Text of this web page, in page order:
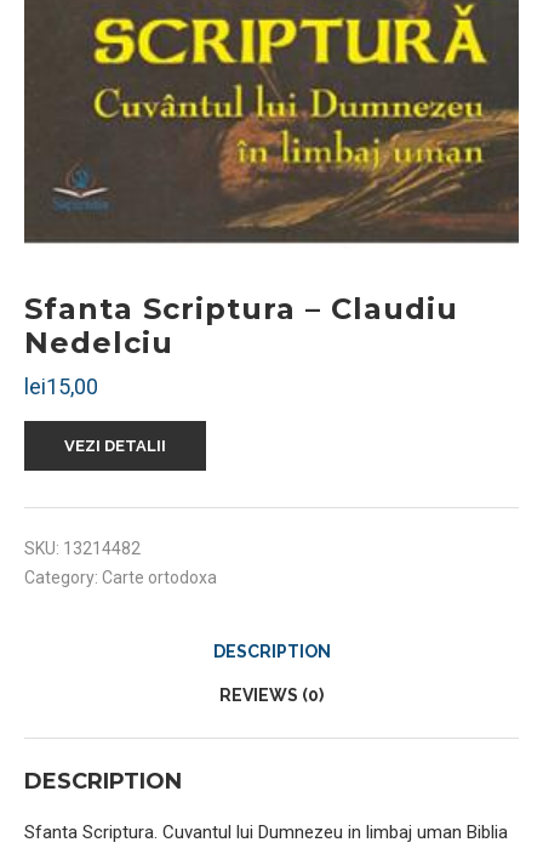
Sfanta Scriptura – Claudiu
Nedelciu
lei15,00
VEZI DETALII
SKU: 13214482
Category: Carte ortodoxa
DESCRIPTION
REVIEWS (0)
DESCRIPTION
Sfanta Scriptura. Cuvantul lui Dumnezeu in limbaj uman Biblia